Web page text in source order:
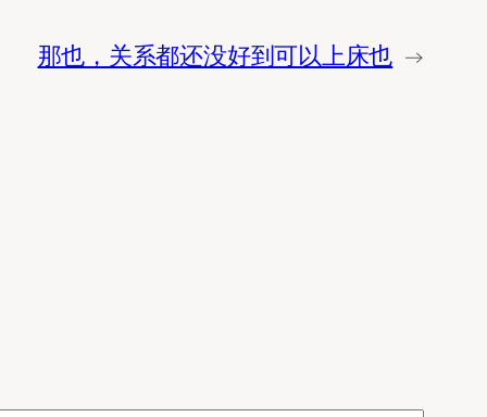
那也，关系都还没好到可以上床也 →